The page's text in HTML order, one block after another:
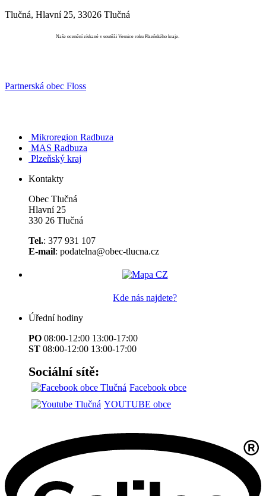
Tlučná, Hlavní 25, 33026 Tlučná
Naše ocenění získané v soutěži Vesnice roku Plzeňského kraje.
Partnerská obec Floss
Mikroregion Radbuza
MAS Radbuza
Plzeňský kraj
Kontakty
Obec Tlučná
Hlavní 25
330 26 Tlučná
Tel.: 377 931 107
E-mail: podatelna@obec-tlucna.cz
Kde nás najdete?
Úřední hodiny
PO 08:00-12:00 13:00-17:00
ST 08:00-12:00 13:00-17:00
Sociální sítě:
Facebook obce
YOUTUBE obce